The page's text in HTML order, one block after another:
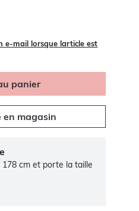
e-mail lorsque larticle est
panier
en magasin
cm et porte la taille